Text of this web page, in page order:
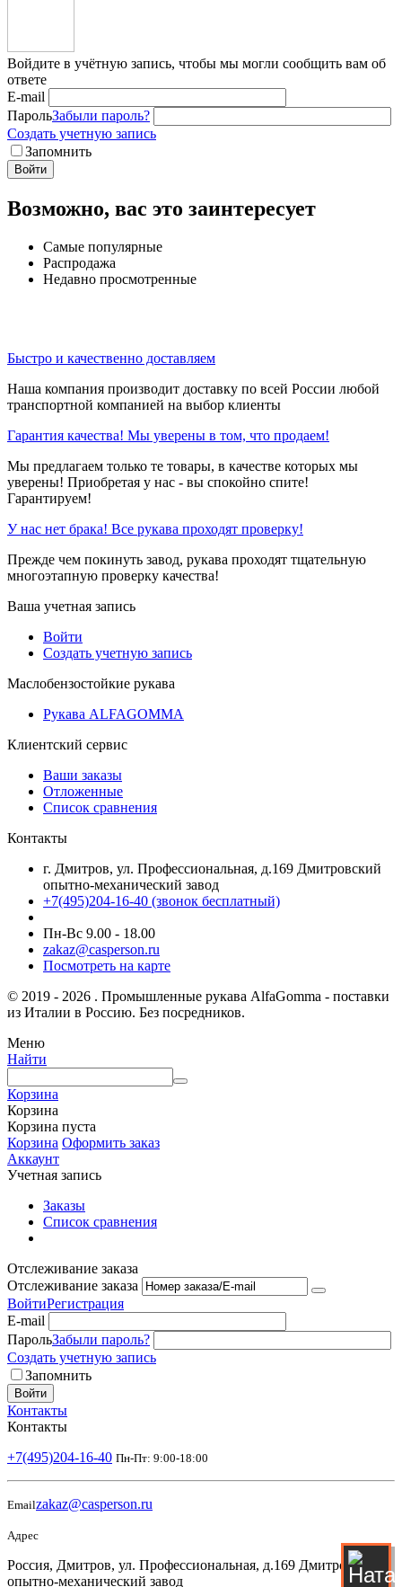
Войдите в учётную запись, чтобы мы могли сообщить вам об
ответе
E-mail
ПарольЗабыли пароль?
Создать учетную запись
Запомнить
Войти
Возможно, вас это заинтересует
Самые популярные
Распродажа
Недавно просмотренные
Быстро и качественно доставляем
Наша компания производит доставку по всей России любой
транспортной компанией на выбор клиенты
Гарантия качества! Мы уверены в том, что продаем!
Мы предлагаем только те товары, в качестве которых мы
уверены! Приобретая у нас - вы спокойно спите!
Гарантируем!
У нас нет брака! Все рукава проходят проверку!
Прежде чем покинуть завод, рукава проходят тщательную
многоэтапную проверку качества!
Ваша учетная запись
Войти
Создать учетную запись
Маслобензостойкие рукава
Рукава ALFAGOMMA
Клиентский сервис
Ваши заказы
Отложенные
Список сравнения
Контакты
г. Дмитров, ул. Профессиональная, д.169 Дмитровский
опытно-механический завод
+7(495)204-16-40 (звонок бесплатный)
Пн-Вс 9.00 - 18.00
zakaz@casperson.ru
Посмотреть на карте
© 2019 - 2026 . Промышленные рукава AlfaGomma - поставки
из Италии в Россию. Без посредников.
Меню
Найти
Корзина
Корзина
Корзина пуста
Корзина Оформить заказ
Аккаунт
Учетная запись
Заказы
Список сравнения
Отслеживание заказа
Отслеживание заказа
ВойтиРегистрация
E-mail
ПарольЗабыли пароль?
Создать учетную запись
Запомнить
Войти
Контакты
Контакты
+7(495)204-16-40 Пн-Пт: 9:00-18:00
Emailzakaz@casperson.ru
Адрес
Россия, Дмитров, ул. Профессиональная, д.169 Дмитровский
опытно-механический завод